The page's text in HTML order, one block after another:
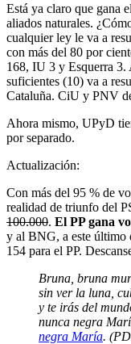
Está ya claro que gana
aliados naturales.
cualquier ley le va a
con más del 80 por
168, IU 3 y Esquerra 3.
suficientes (10) va a
Cataluña. CiU y PNV
Ahora mismo, UPyD
por separado.
Actualización:
Con más del 95 % de
realidad de triunfo del
100.000. El PP gana
y al BNG, a este último
154 para el PP.
Bruna, bruna
sin ver la luna,
y te irás del
nunca negra
negra María.